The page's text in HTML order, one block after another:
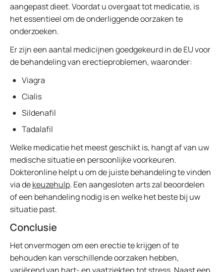
aangepast dieet. Voordat u overgaat tot medicatie, is
het essentieel om de onderliggende oorzaken te
onderzoeken.
Er zijn een aantal medicijnen goedgekeurd in de EU voor
de behandeling van erectieproblemen, waaronder:
Viagra
Cialis
Sildenafil
Tadalafil
Welke medicatie het meest geschikt is, hangt af van uw
medische situatie en persoonlijke voorkeuren.
Dokteronline helpt u om de juiste behandeling te vinden
via dekeuzehulp. Een aangesloten arts zal beoordelen
of een behandeling nodig is en welke het beste bij uw
situatie past.
Conclusie
Het onvermogen om een erectie te krijgen of te
behouden kan verschillende oorzaken hebben,